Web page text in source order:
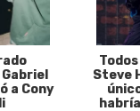
a Cony
Steve